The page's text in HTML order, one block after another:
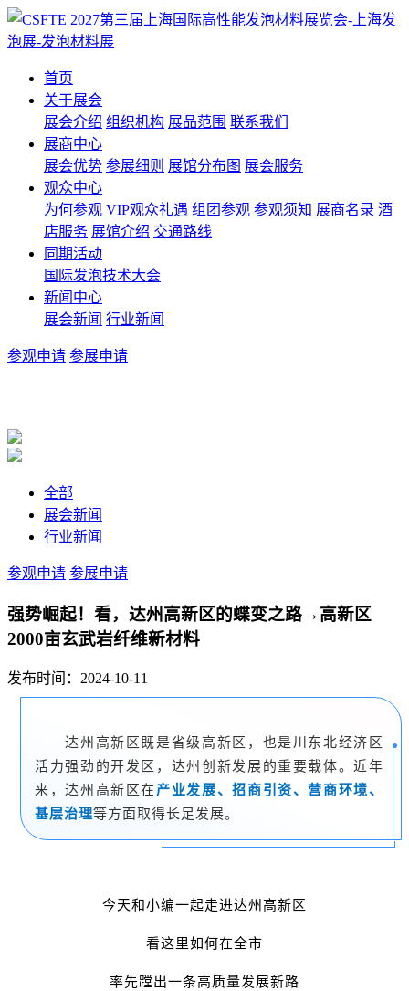
首页
关于展会
展会介绍 组织机构 展品范围 联系我们
展商中心
展会优势 参展细则 展馆分布图 展会服务
观众中心
为何参观 VIP观众礼遇 组团参观 参观须知 展商名录 酒
店服务 展馆介绍 交通路线
同期活动
国际发泡技术大会
新闻中心
展会新闻 行业新闻
参观申请 参展申请
全部
展会新闻
行业新闻
参观申请 参展申请
强势崛起！看，达州高新区的蝶变之路→高新区
2000亩玄武岩纤维新材料
发布时间：2024-10-11
达州高新区既是省级高新区，也是川东北经济区
活力强劲的开发区，达州创新发展的重要载体。近年
来，达州高新区在 产业发展、招商引资、营商环境、
基层治理等方面取得长足发展。
今天和小编一起走进达州高新区
看这里如何在全市
率先蹚出一条高质量发展新路